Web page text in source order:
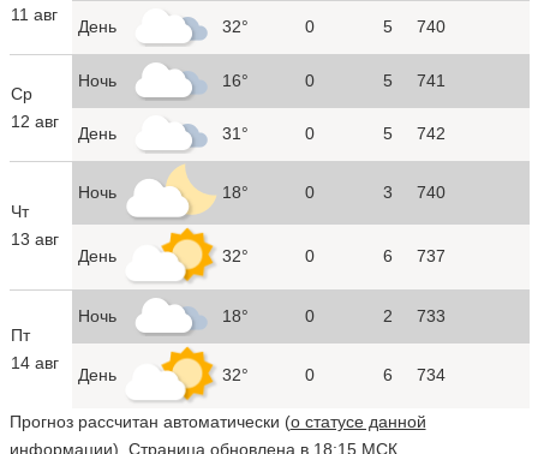
11 авг
День 32° 0 5 740
Ср
12 авг
Ночь 16° 0 5 741
День 31° 0 5 742
Чт
13 авг
Ночь 18° 0 3 740
День 32° 0 6 737
Пт
14 авг
Ночь 18° 0 2 733
День 32° 0 6 734
Прогноз рассчитан автоматически (о статусе данной
информации). Страница обновлена в 18:15 МСК